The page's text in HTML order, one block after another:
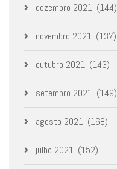
dezembro 2021 (144)
novembro 2021 (137)
outubro 2021 (143)
setembro 2021 (149)
agosto 2021 (168)
julho 2021 (152)